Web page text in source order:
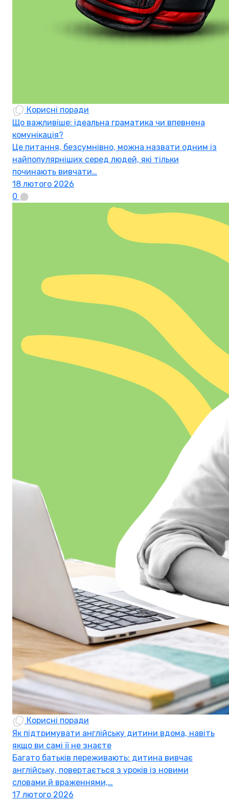
Корисні поради
Що важливіше: ідеальна граматика чи впевнена
комунікація?
Це питання, безсумнівно, можна назвати одним із
найпопулярніших серед людей, які тільки
починають вивчати…
18 лютого 2026
0
Корисні поради
Як підтримувати англійську дитини вдома, навіть
якщо ви самі її не знаєте
Багато батьків переживають: дитина вивчає
англійську, повертається з уроків із новими
словами й враженнями,…
17 лютого 2026